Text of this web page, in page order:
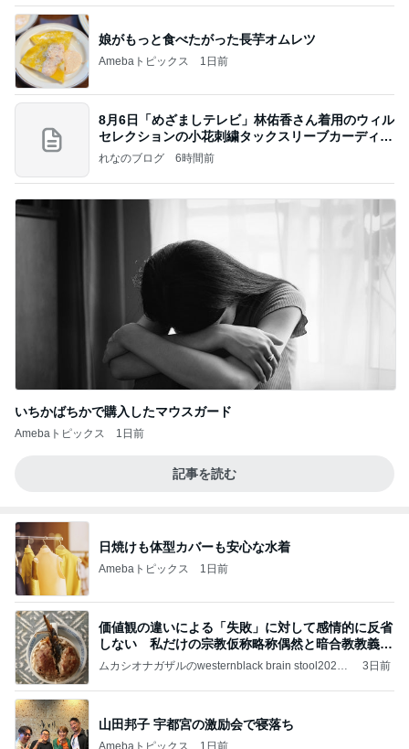
娘がもっと食べたがった長芋オムレツ
Amebaトピックス 1日前
8月6日「めざましテレビ」林佑香さん着用のウィル
セレクションの小花刺繍タックスリーブカーディガ
ン
れなのブログ 6時間前
いちかばちかで購入したマウスガード
Amebaトピックス 1日前
記事を読む
日焼けも体型カバーも安心な水着
Amebaトピックス 1日前
価値観の違いによる「失敗」に対して感情的に反省
しない 私だけの宗教仮称略称偶然と暗合教教義候
補
ムカシオナガザルのwesternblack brain stool2024
ガザル
3日前
山田邦子 宇都宮の激励会で寝落ち
Amebaトピックス 1日前